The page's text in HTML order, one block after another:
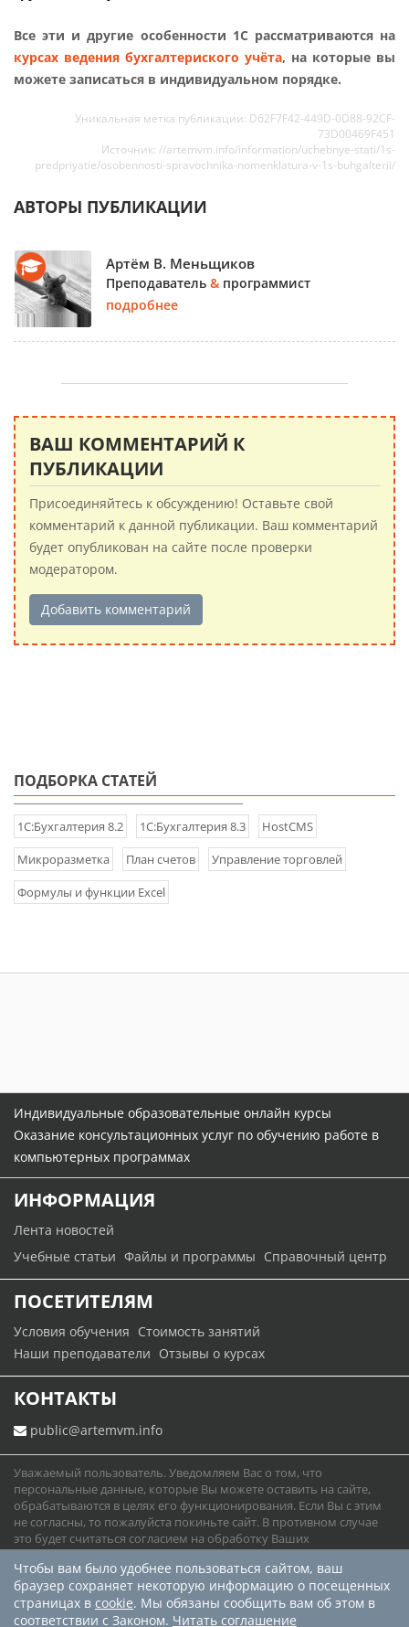
Все эти и другие особенности 1С рассматриваются на
курсах ведения бухгалтериского учёта, на которые вы
можете записаться в индивидуальном порядке.
Уникальная метка публикации: D62F7F42-449D-0D88-92CF-
73D00469F451
Источник: //artemvm.info/information/uchebnye-stati/1s-
predpriyatie/osobennosti-spravochnika-nomenklatura-v-1s-buhgalterii/
АВТОРЫ ПУБЛИКАЦИИ
Артём В. Меньщиков
Преподаватель & программист
подробнее
ВАШ КОММЕНТАРИЙ К
ПУБЛИКАЦИИ
Присоединяйтесь к обсуждению! Оставьте свой
комментарий к данной публикации. Ваш комментарий
будет опубликован на сайте после проверки
модератором.
Добавить комментарий
ПОДБОРКА СТАТЕЙ
1С:Бухгалтерия 8.2 1С:Бухгалтерия 8.3
HostCMS
Микроразметка
План счетов
Управление торговлей
Формулы и функции Excel
Индивидуальные образовательные онлайн курсы
Оказание консультационных услуг по обучению работе в
компьютерных программах
ИНФОРМАЦИЯ
Лента новостей
Учебные статьи Файлы и программы Справочный центр
ПОСЕТИТЕЛЯМ
Условия обучения Стоимость занятий
Наши преподаватели Отзывы о курсах
КОНТАКТЫ
public@artemvm.info
Уважаемый пользователь. Уведомляем Вас о том, что
персональные данные, которые Вы можете оставить на сайте,
обрабатываются в целях его функционирования. Если Вы с этим
не согласны, то пожалуйста покиньте сайт. В противном случае
это будет считаться согласием на обработку Ваших
персональных данных.
Юридическая информация
Политика конфиденциальности
Карта сайта
Чтобы вам было удобнее пользоваться сайтом, ваш
браузер сохраняет некоторую информацию о посещенных
страницах в cookie. Мы обязаны сообщить вам об этом в
соответствии с Законом. Читать соглашение